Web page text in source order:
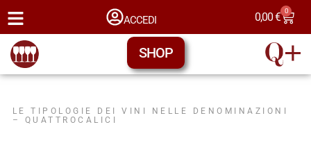
ACCEDI 0,00€ 0
SHOP
LE TIPOLOGIE DEI VINI NELLE DENOMINAZIONI
– QUATTROCALICI